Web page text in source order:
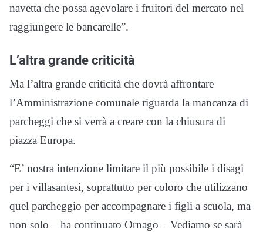
navetta che possa agevolare i fruitori del mercato nel
raggiungere le bancarelle”.
L’altra grande criticità
Ma l’altra grande criticità che dovrà affrontare
l’Amministrazione comunale riguarda la mancanza di
parcheggi che si verrà a creare con la chiusura di
piazza Europa.
“E’ nostra intenzione limitare il più possibile i disagi
per i villasantesi, soprattutto per coloro che utilizzano
quel parcheggio per accompagnare i figli a scuola, ma
non solo – ha continuato Ornago – Vediamo se sarà